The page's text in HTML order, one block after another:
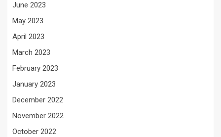
June 2023
May 2023
April 2023
March 2023
February 2023
January 2023
December 2022
November 2022
October 2022